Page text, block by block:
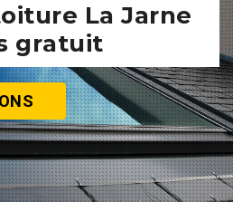
La Jarne
gratuit